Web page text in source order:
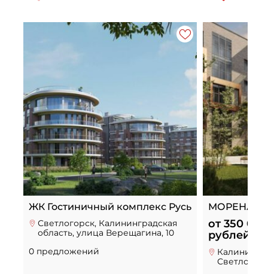
ЖК Гостиничный комплекс Русь
Светлогорск, Калининградская
область, улица Верещагина, 10
0 предложений
МОРЕНА
от 350
рублей